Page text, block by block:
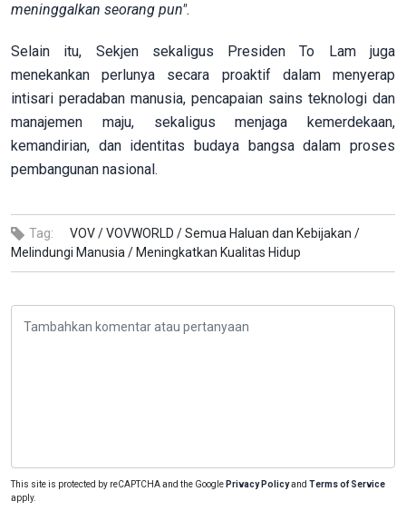
meninggalkan seorang pun".
Selain itu, Sekjen sekaligus Presiden To Lam juga
menekankan perlunya secara proaktif dalam menyerap
intisari peradaban manusia, pencapaian sains teknologi dan
manajemen maju, sekaligus menjaga kemerdekaan,
kemandirian, dan identitas budaya bangsa dalam proses
pembangunan nasional.
Tag: VOV /VOVWORLD /Semua Haluan dan Kebijakan /
Melindungi Manusia / Meningkatkan Kualitas Hidup
This site is protected by reCAPTCHA and the Google Privacy Policyand Terms of Service
apply.